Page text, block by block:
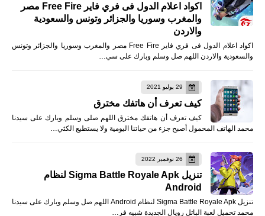
اكواد اعلام الدول فى فري فاير Free Fire مصر
والمغرب وسوريا والجزائر وتونس والسعودية
والاردن
اكواد اعلام الدول فى فري فاير Free Fire مصر والمغرب وسوريا والجزائر وتونس
والسعودية والاردن اللهم صل وسلم وبارك على سي…
29 يوليو 2021
كيف تعرف أن هاتفك مخترق
كيف تعرف أن هاتفك مخترق اللهم صلى وسلم وبارك على سيدنا
محمد الهاتف المحمول أصبح جزء من حياتنا اليومية ولا يستطيع الكثي…
26 نوفمبر 2022
تنزيل Sigma Battle Royale Apk لنظام
Android
تنزيل Sigma Battle Royale Apk لنظام Android اللهم صل وسلم وبارك على سيدنا
محمد تحميل لعبة الباتل رويال الجديدة شبيه فر…